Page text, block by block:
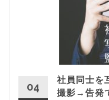
04
社員同士を
撮影→告発